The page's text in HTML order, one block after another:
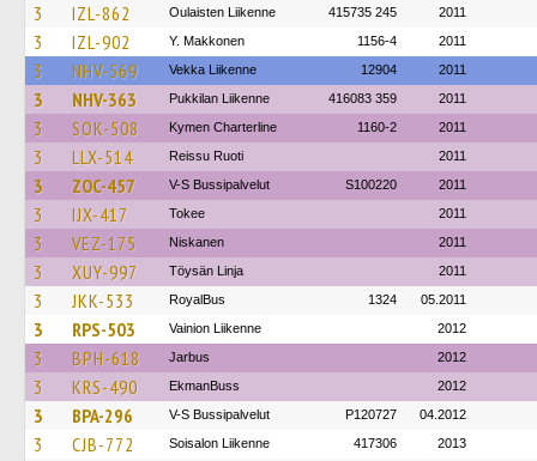
3 IZL-862 Oulaisten Liikenne 415735 245 2011
3 IZL-902 Y. Makkonen 1156-4 2011
3 NHV-569 Vekka Liikenne 12904 2011
3 NHV-363 Pukkilan Liikenne 416083 359 2011
3 SOK-508 Kymen Charterline 1160-2 2011
3 LLX-514 Reissu Ruoti 2011
3 ZOC-457 V-S Bussipalvelut S100220 2011
3 IJX-417 Tokee 2011
3 VEZ-175 Niskanen 2011
3 XUY-997 Töysän Linja 2011
3 JKK-533 RoyalBus 1324 05.2011
3 RPS-503 Vainion Liikenne 2012
3 BPH-618 Jarbus 2012
3 KRS-490 EkmanBuss 2012
3 BPA-296 V-S Bussipalvelut P120727 04.2012
3 CJB-772 Soisalon Liikenne 417306 2013